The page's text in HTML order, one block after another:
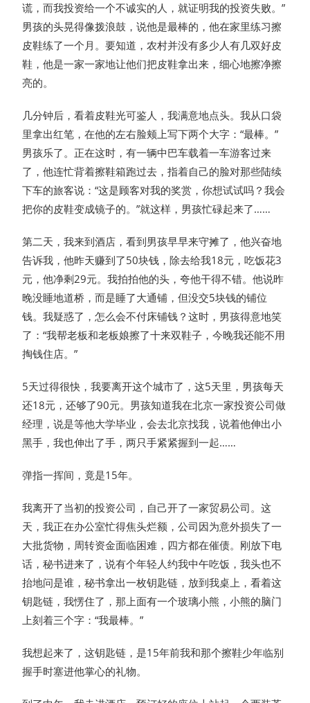
谎，而我投资给一个不诚实的人，就证明我的投资失败。”
男孩的头晃得像拨浪鼓，说他是最棒的，他在家里练习擦
皮鞋练了一个月。要知道，农村并没有多少人有几双好皮
鞋，他是一家一家地让他们把皮鞋拿出来，细心地擦净擦
亮的。
几分钟后，看着皮鞋光可鉴人，我满意地点头。我从口袋
里拿出红笔，在他的左右脸颊上写下两个大字：“最棒。”
男孩乐了。正在这时，有一辆中巴车载着一车游客过来
了，他连忙背着擦鞋箱跑过去，指着自己的脸对那些陆续
下车的旅客说：“这是顾客对我的奖赏，你想试试吗？我会
把你的皮鞋变成镜子的。”就这样，男孩忙碌起来了……
第二天，我来到酒店，看到男孩早早来守摊了，他兴奋地
告诉我，他昨天赚到了50块钱，除去给我18元，吃饭花3
元，他净剩29元。我拍拍他的头，夸他干得不错。他说昨
晚没睡地道桥，而是睡了大通铺，但没交5块钱的铺位
钱。我疑惑了，怎么会不付床铺钱？这时，男孩得意地笑
了：“我帮老板和老板娘擦了十来双鞋子，今晚我还能不用
掏钱住店。”
5天过得很快，我要离开这个城市了，这5天里，男孩每天
还18元，还够了90元。男孩知道我在北京一家投资公司做
经理，说是等他大学毕业，会去北京找我，说着他伸出小
黑手，我也伸出了手，两只手紧紧握到一起……
弹指一挥间，竟是15年。
我离开了当初的投资公司，自己开了一家贸易公司。这
天，我正在办公室忙得焦头烂额，公司因为意外损失了一
大批货物，周转资金面临困难，四方都在催债。刚放下电
话，秘书进来了，说有个年轻人约我中午吃饭，我头也不
抬地问是谁，秘书拿出一枚钥匙链，放到我桌上，看着这
钥匙链，我愣住了，那上面有一个玻璃小熊，小熊的脑门
上刻着三个字：“我最棒。”
我想起来了，这钥匙链，是15年前我和那个擦鞋少年临别
握手时塞进他掌心的礼物。